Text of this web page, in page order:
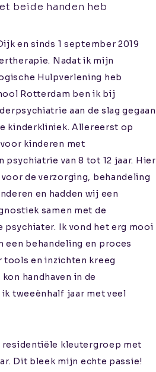
beide handen heb
en sinds 1 september 2019
Nadat ik mijn
Hulpverlening heb
Rotterdam ben ik bij
aan de slag gegaan
kinderkliniek. Allereerst op
kinderen met
van 8 tot 12 jaar. Hier
de verzorging, behandeling
en hadden wij een
samen met de
psychiater. Ik vond het erg mooi
een behandeling en proces
tools en inzichten kreeg
handhaven in de
tweeënhalf jaar met veel
residentiële kleutergroep met
Dit bleek mijn echte passie!